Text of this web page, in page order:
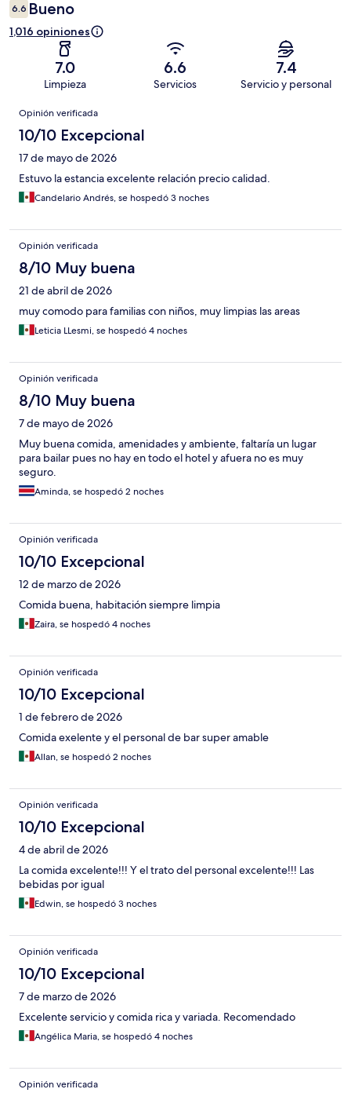
6.6 Bueno
1,016 opiniones
7.0
Limpieza
6.6
Servicios
7.4
Servicio y personal
Opiniones
Opinión verificada
10/10 Excepcional
17 de mayo de 2026
Estuvo la estancia excelente relación precio calidad.
Candelario Andrés, se hospedó 3 noches
Opinión verificada
8/10 Muy buena
21 de abril de 2026
muy comodo para familias con niños, muy limpias las areas
Leticia LLesmi, se hospedó 4 noches
Opinión verificada
8/10 Muy buena
7 de mayo de 2026
Muy buena comida, amenidades y ambiente, faltaría un lugar
para bailar pues no hay en todo el hotel y afuera no es muy
seguro.
Aminda, se hospedó 2 noches
Opinión verificada
10/10 Excepcional
12 de marzo de 2026
Comida buena, habitación siempre limpia
Zaira, se hospedó 4 noches
Opinión verificada
10/10 Excepcional
1 de febrero de 2026
Comida exelente y el personal de bar super amable
Allan, se hospedó 2 noches
Opinión verificada
10/10 Excepcional
4 de abril de 2026
La comida excelente!!! Y el trato del personal excelente!!! Las
bebidas por igual
Edwin, se hospedó 3 noches
Opinión verificada
10/10 Excepcional
7 de marzo de 2026
Excelente servicio y comida rica y variada. Recomendado
Angélica Maria, se hospedó 4 noches
Opinión verificada